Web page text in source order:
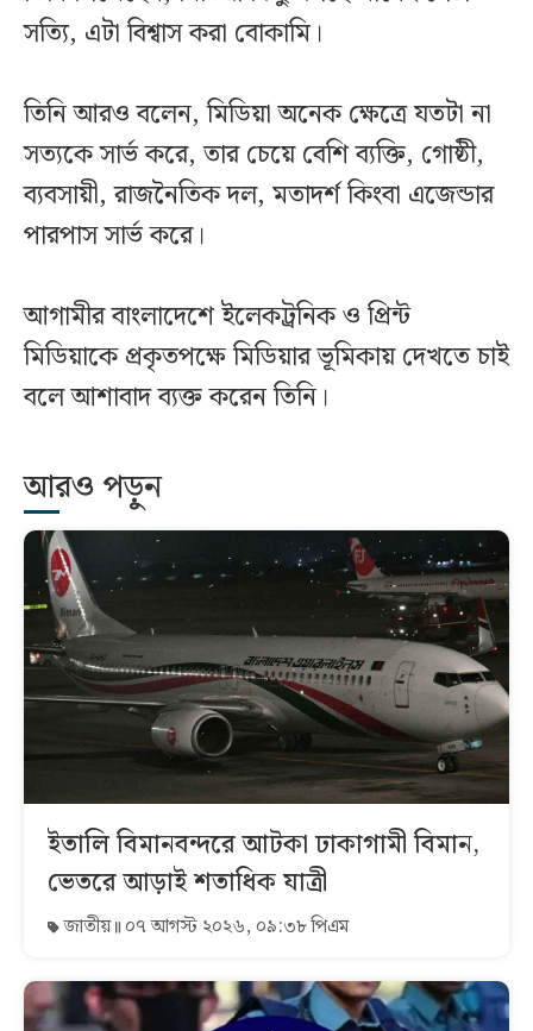
সত্যি, এটা বিশ্বাস করা বোকামি।
তিনি আরও বলেন, মিডিয়া অনেক ক্ষেত্রে যতটা না
সত্যকে সার্ভ করে, তার চেয়ে বেশি ব্যক্তি, গোষ্ঠী,
ব্যবসায়ী, রাজনৈতিক দল, মতাদর্শ কিংবা এজেন্ডার
পারপাস সার্ভ করে।
আগামীর বাংলাদেশে ইলেকট্রনিক ও প্রিন্ট
মিডিয়াকে প্রকৃতপক্ষে মিডিয়ার ভূমিকায় দেখতে চাই
বলে আশাবাদ ব্যক্ত করেন তিনি।
আরও পড়ুন
ইতালি বিমানবন্দরে আটকা ঢাকাগামী বিমান,
ভেতরে আড়াই শতাধিক যাত্রী
জাতীয় ০৭ আগস্ট ২০২৬, ০৯:৩৮ পিএম